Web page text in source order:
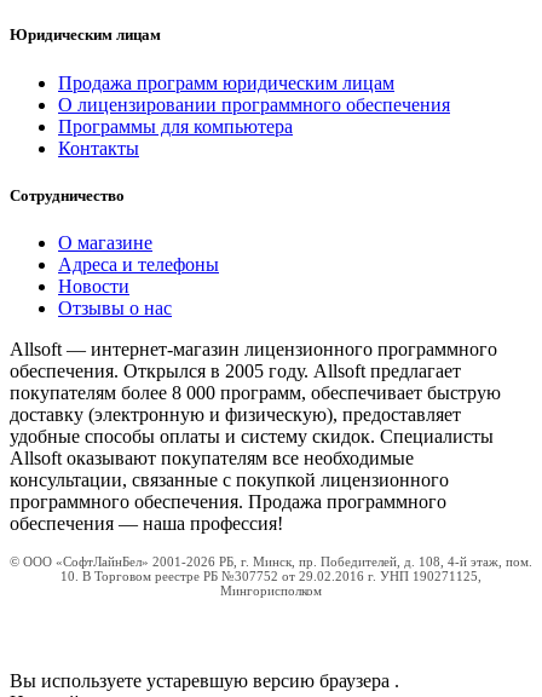
Юридическим лицам
Продажа программ юридическим лицам
О лицензировании программного обеспечения
Программы для компьютера
Контакты
Сотрудничество
О магазине
Адреса и телефоны
Новости
Отзывы о нас
Allsoft — интернет-магазин лицензионного программного
обеспечения. Открылся в 2005 году. Allsoft предлагает
покупателям более 8 000 программ, обеспечивает быструю
доставку (электронную и физическую), предоставляет
удобные способы оплаты и систему скидок. Специалисты
Allsoft оказывают покупателям все необходимые
консультации, связанные с покупкой лицензионного
программного обеспечения. Продажа программного
обеспечения — наша профессия!
© ООО «СофтЛайнБел» 2001-2026 РБ, г. Минск, пр. Победителей, д. 108, 4-й этаж, пом.
10. В Торговом реестре РБ №307752 от 29.02.2016 г. УНП 190271125,
Мингорисполком
Вы используете устаревшую версию браузера .